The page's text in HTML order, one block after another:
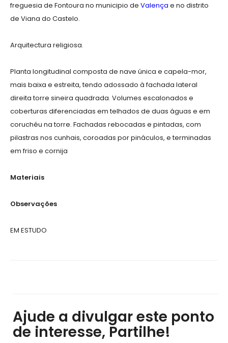
freguesia de Fontoura no municipio de Valença e no distrito
de Viana do Castelo.
Arquitectura religiosa.
Planta longitudinal composta de nave única e capela-mor,
mais baixa e estreita, tendo adossado à fachada lateral
direita torre sineira quadrada. Volumes escalonados e
coberturas diferenciadas em telhados de duas águas e em
coruchéu na torre. Fachadas rebocadas e pintadas, com
pilastras nos cunhais, coroadas por pináculos, e terminadas
em friso e cornija
Materiais
Observações
EM ESTUDO
Ajude a divulgar este ponto
de interesse, Partilhe!